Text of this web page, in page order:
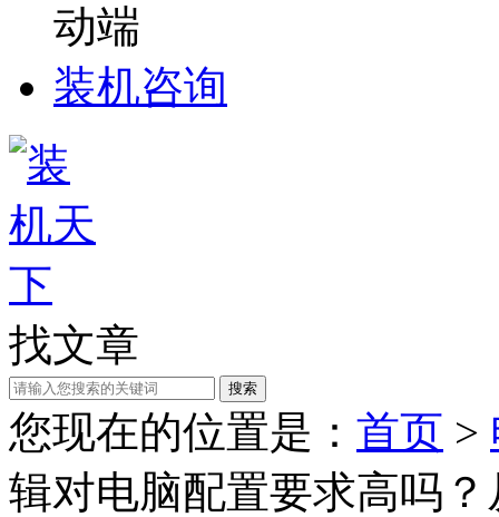
装机咨询
找文章
搜索
您现在的位置是： 首页 >
辑对电脑配置要求高吗